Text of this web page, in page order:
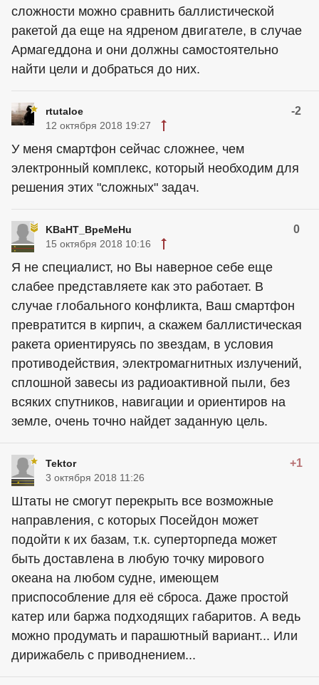
сложности можно сравнить баллистической
ракетой да еще на ядреном двигателе, в случае
Армагеддона и они должны самостоятельно
найти цели и добраться до них.
rtutaloe -2
12 октября 2018 19:27
У меня смартфон сейчас сложнее, чем
электронный комплекс, который необходим для
решения этих "сложных" задач.
KBaHT_BpeMeHu 0
15 октября 2018 10:16
Я не специалист, но Вы наверное себе еще
слабее представляете как это работает. В
случае глобального конфликта, Ваш смартфон
превратится в кирпич, а скажем баллистическая
ракета ориентируясь по звездам, в условия
противодействия, электромагнитных излучений,
сплошной завесы из радиоактивной пыли, без
всяких спутников, навигации и ориентиров на
земле, очень точно найдет заданную цель.
Tektor +1
3 октября 2018 11:26
Штаты не смогут перекрыть все возможные
направления, с которых Посейдон может
подойти к их базам, т.к. суперторпеда может
быть доставлена в любую точку мирового
океана на любом судне, имеющем
приспособление для её сброса. Даже простой
катер или баржа подходящих габаритов. А ведь
можно продумать и парашютный вариант... Или
дирижабель с приводнением...